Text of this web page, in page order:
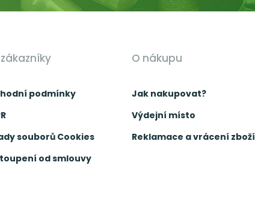
podmínky
souborů Cookies
od smlouvy
O nákupu
Jak nakupovat?
Výdejní místo
Reklamace a vrácení zboží